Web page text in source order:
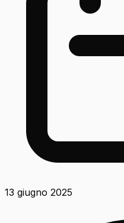
13 giugno 2025